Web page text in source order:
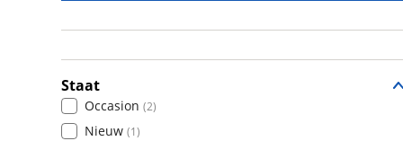
Staat
Occasion (2)
Nieuw (1)